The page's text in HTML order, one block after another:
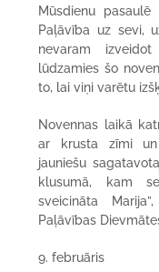
Mūsdienu
Paļāvība uz sevi,
nevaram
lūdzamies šo
to, lai viņi varētu
Novennas laikā
ar krusta zīmi un
jauniešu
klusumā, kam
sveicināta
Paļāvības
9. februāris